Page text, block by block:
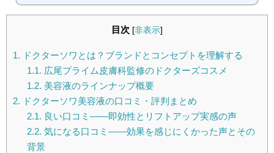
目次 [非表示]
1. ドクターソワとは？ブランドとコンセプトを理解する
1.1. 広尾プライム皮膚科監修のドクターズコスメ
1.2. 美容液のラインナップ概要
2. ドクターソワ美容液の口コミ・評判まとめ
2.1. 良い口コミ——即効性とリフトアップ実感の声
2.2. 気になる口コミ——効果を感じにくかった声とその
背景